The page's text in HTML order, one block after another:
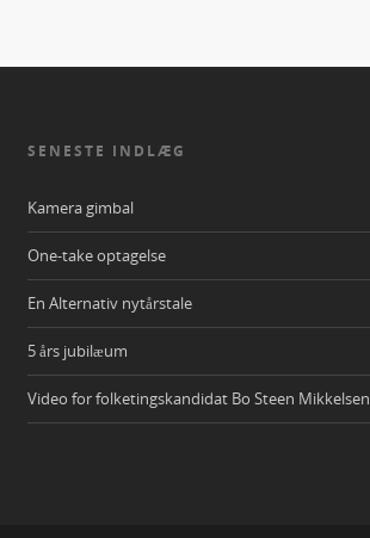
SENESTE INDLÆG
Kamera gimbal
One-take optagelse
En Alternativ nytårstale
5 års jubilæum
Video for folketingskandidat Bo Steen Mikkelsen